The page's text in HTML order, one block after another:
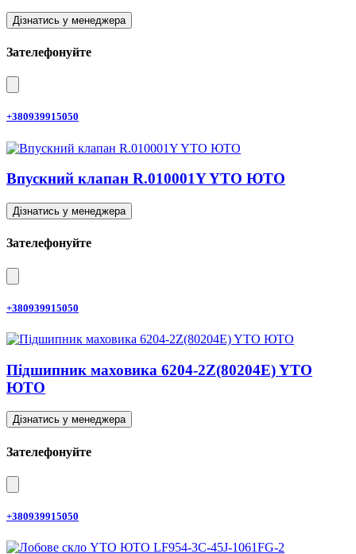
Дізнатись у менеджера
Зателефонуйте
+380939915050
Впускний клапан R.010001Y YTO ЮТО
Дізнатись у менеджера
Зателефонуйте
+380939915050
Підшипник маховика 6204-2Z(80204E) YTO
ЮТО
Дізнатись у менеджера
Зателефонуйте
+380939915050